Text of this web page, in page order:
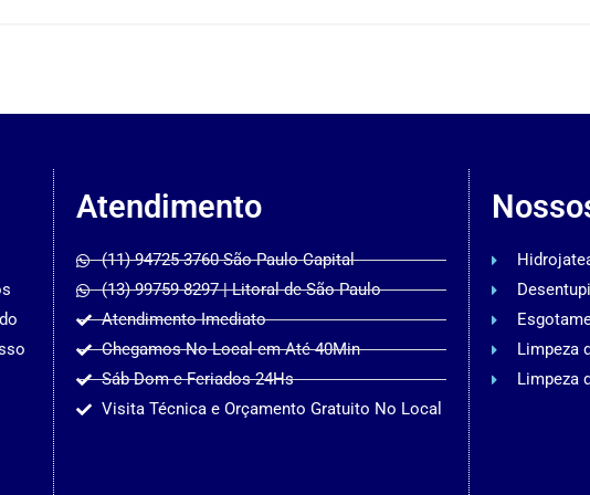
Atendimento
(11) 94725-3760 São Paulo Capital
(13) 99759-8297 | Litoral de São Paulo
Atendimento Imediato
Chegamos No Local em Até 40Min
Sáb Dom e Feriados 24Hs
Visita Técnica e Orçamento Gratuito No Local
Limpeza
Limpeza